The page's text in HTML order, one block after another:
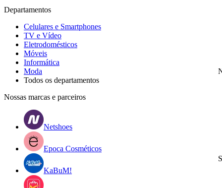
Departamentos
Celulares e Smartphones
TV e Vídeo
Eletrodomésticos
Móveis
Informática
Moda
Todos os departamentos
Nossas marcas e parceiros
Netshoes
Epoca Cosméticos
KaBuM!